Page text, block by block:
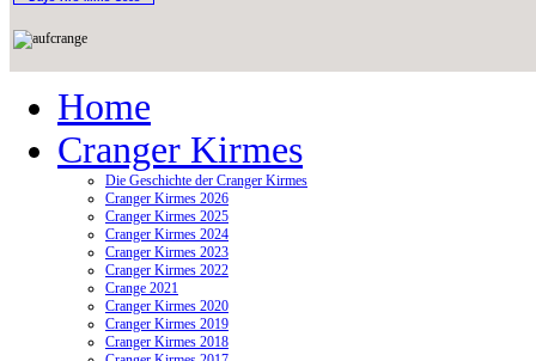
Home
Cranger Kirmes
Die Geschichte der Cranger Kirmes
Cranger Kirmes 2026
Cranger Kirmes 2025
Cranger Kirmes 2024
Cranger Kirmes 2023
Cranger Kirmes 2022
Crange 2021
Cranger Kirmes 2020
Cranger Kirmes 2019
Cranger Kirmes 2018